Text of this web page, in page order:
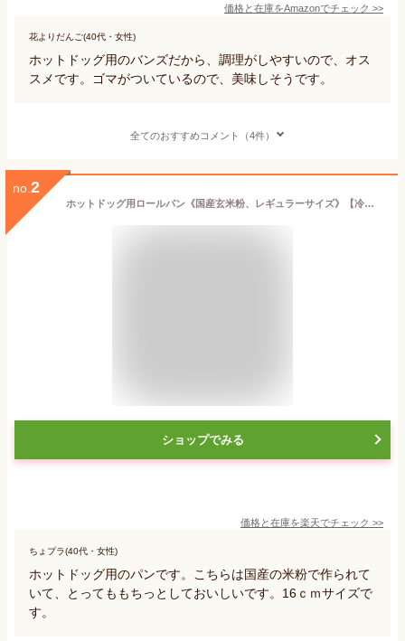
価格と在庫をAmazonでチェック >>
花よりだんご(40代・女性)
ホットドッグ用のバンズだから、調理がしやすいので、オス
スメです。ゴマがついているので、美味しそうです。
全てのおすすめコメント（4件）
no. 2
ホットドッグ用ロールパン《国産玄米粉、レギュラーサイズ》【冷凍出荷】
ショップでみる
価格と在庫を楽天でチェック >>
ちょプラ(40代・女性)
ホットドッグ用のパンです。こちらは国産の米粉で作られて
いて、とってももちっとしておいしいです。16ｃｍサイズで
す。